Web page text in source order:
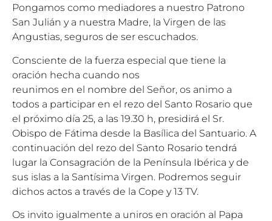
Pongamos como mediadores a nuestro Patrono
San Julián y a nuestra Madre, la Virgen de las
Angustias, seguros de ser escuchados.
Consciente de la fuerza especial que tiene la
oración hecha cuando nos
reunimos en el nombre del Señor, os animo a
todos a participar en el rezo del Santo Rosario que
el próximo día 25, a las 19.30 h, presidirá el Sr.
Obispo de Fátima desde la Basílica del Santuario. A
continuación del rezo del Santo Rosario tendrá
lugar la Consagración de la Península Ibérica y de
sus islas a la Santísima Virgen. Podremos seguir
dichos actos a través de la Cope y 13 TV.
Os invito igualmente a uniros en oración al Papa